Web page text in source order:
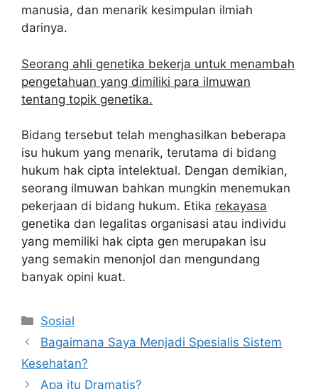
manusia, dan menarik kesimpulan ilmiah
darinya.
Seorang ahli genetika bekerja untuk menambah
pengetahuan yang dimiliki para ilmuwan
tentang topik genetika.
Bidang tersebut telah menghasilkan beberapa
isu hukum yang menarik, terutama di bidang
hukum hak cipta intelektual. Dengan demikian,
seorang ilmuwan bahkan mungkin menemukan
pekerjaan di bidang hukum. Etika rekayasa
genetika dan legalitas organisasi atau individu
yang memiliki hak cipta gen merupakan isu
yang semakin menonjol dan mengundang
banyak opini kuat.
Kategori
Sosial
Bagaimana Saya Menjadi Spesialis Sistem
Kesehatan?
Apa itu Dramatis?